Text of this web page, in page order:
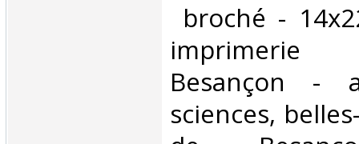
broché -
imprimerie
Besançon -
sciences,